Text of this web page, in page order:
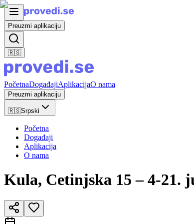
Preuzmi aplikaciju
🇷🇸
PočetnaDogađajiAplikacijaO nama
Preuzmi aplikaciju
🇷🇸Srpski
Početna
Događaji
Aplikacija
O nama
Kula, Cetinjska 15 – 4-21.